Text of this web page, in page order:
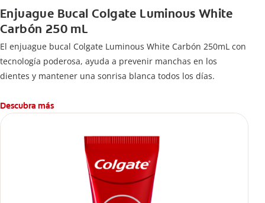
Enjuague Bucal Colgate Luminous White
Carbón 250 mL
El enjuague bucal Colgate Luminous White Carbón 250mL con
tecnología poderosa, ayuda a prevenir manchas en los
dientes y mantener una sonrisa blanca todos los días.
Descubra más